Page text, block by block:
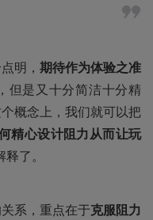
明， 期待作为体验之准
但是又十分简洁十分精
概念上，我们就可以把
精心设计阻力从而让玩
了。
系，重点在于克服阻力